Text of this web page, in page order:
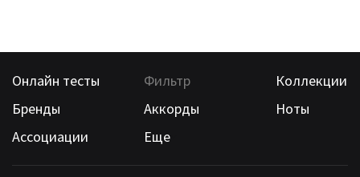
Онлайн тесты Фильтр
Коллекции
Бренды
Аккорды
Ноты
Ассоциации
Еще